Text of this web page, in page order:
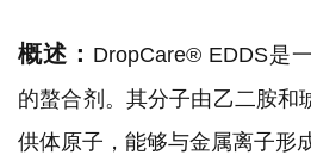
概述： DropCare® EDDS是
的螯合剂。其分子由乙二胺和
供体原子，能够与金属离子形